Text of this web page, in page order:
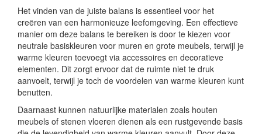
Het vinden van de juiste balans is essentieel voor het
creëren van een harmonieuze leefomgeving. Een effectieve
manier om deze balans te bereiken is door te kiezen voor
neutrale basiskleuren voor muren en grote meubels, terwijl je
warme kleuren toevoegt via accessoires en decoratieve
elementen. Dit zorgt ervoor dat de ruimte niet te druk
aanvoelt, terwijl je toch de voordelen van warme kleuren kunt
benutten.
Daarnaast kunnen natuurlijke materialen zoals houten
meubels of stenen vloeren dienen als een rustgevende basis